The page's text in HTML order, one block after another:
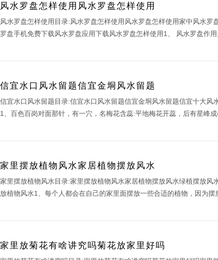
风水罗盘怎样使用风水罗盘怎样使用
风水罗盘怎样使用目录:风水罗盘怎样使用风水罗盘怎样使用家中风水
罗盘手机免费下载风水罗盘应用下载风水罗盘怎样使用1、 风水罗盘作
信宜水口风水留题信宜金垌风水留题
信宜水口风水留题目录:信宜水口风水留题信宜金垌风水留题信宜十大风
1、百色百岗对面那针，有一穴，名梅花含蕊:平地梅花开蕊，后有星峰
家里摆放植物风水家居植物摆放风水
家里摆放植物风水目录:家里摆放植物风水家居植物摆放风水绿植摆放风
放植物风水1、每个人都会在自己的家里面摆放一些合适的植物，因为
家里放菊花有啥讲究吗菊花放家里好吗